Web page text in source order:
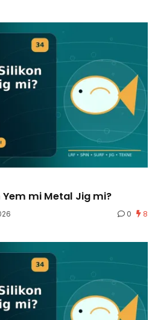
mi Metal Jig mi?
0 8